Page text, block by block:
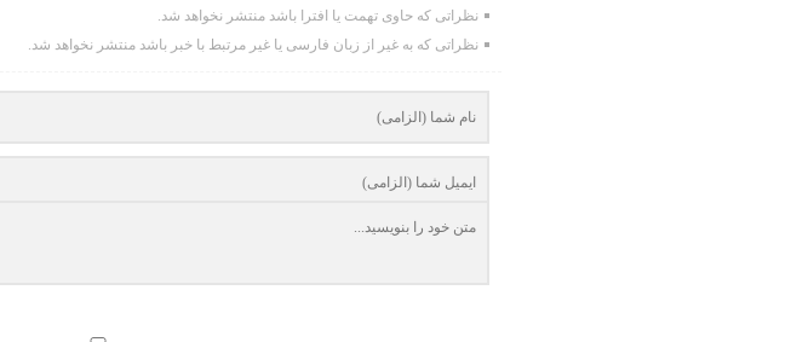
نظراتی که حاوی تهمت یا افترا باشد منتشر نخواهد شد.
نظراتی که به غیر از زبان فارسی یا غیر مرتبط با خبر باشد منتشر نخواهد شد.